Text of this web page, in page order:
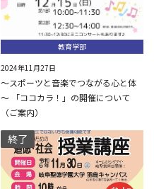
教育学部
2024年11月27日
～スポーツと音楽でつながる心と体
～ 「ココカラ！」の開催について
（ご案内）
終了